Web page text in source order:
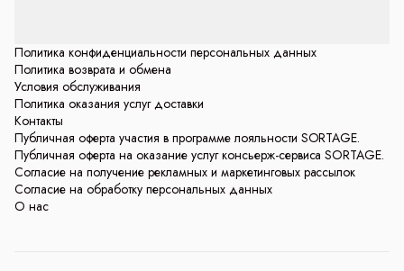
Политика конфиденциальности персональных данных
Политика возврата и обмена
Условия обслуживания
Политика оказания услуг доставки
Контакты
Публичная оферта участия в программе лояльности SORTAGE.
Публичная оферта на оказание услуг консьерж-сервиса SORTAGE.
Согласие на получение рекламных и маркетинговых рассылок
Согласие на обработку персональных данных
О нас